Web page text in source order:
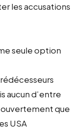
les accusations
seule option
aucun d’entre
ouvertement que
USA